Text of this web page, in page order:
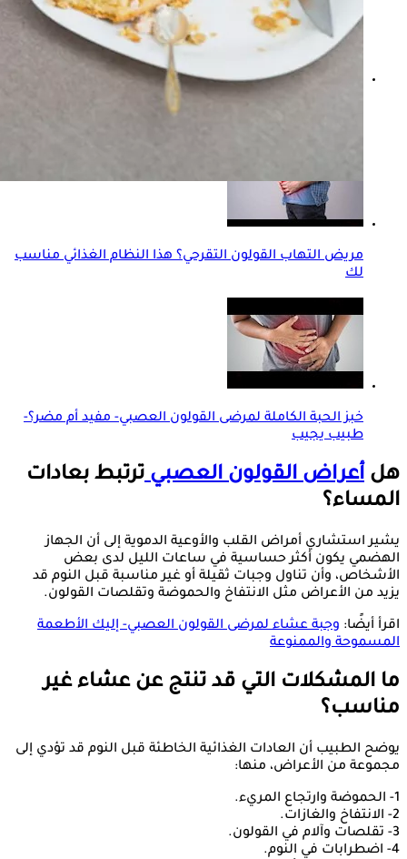
كيف أعرف أن خفقان القلب من القولون؟.. إليك الإجابة
مريض التهاب القولون التقرحي؟ هذا النظام الغذائي مناسب
لك
خبز الحبة الكاملة لمرضى القولون العصبي- مفيد أم مضر؟-
طبيب يجيب
هل أعراض القولون العصبيترتبط بعادات
المساء؟
يشير استشاري أمراض القلب والأوعية الدموية إلى أن الجهاز
الهضمي يكون أكثر حساسية في ساعات الليل لدى بعض
الأشخاص، وأن تناول وجبات ثقيلة أو غير مناسبة قبل النوم قد
يزيد من الأعراض مثل الانتفاخ والحموضة وتقلصات القولون.
اقرأ أيضًا: وجبة عشاء لمرضى القولون العصبي- إليك الأطعمة
المسموحة والممنوعة
ما المشكلات التي قد تنتج عن عشاء غير
مناسب؟
يوضح الطبيب أن العادات الغذائية الخاطئة قبل النوم قد تؤدي إلى
مجموعة من الأعراض، منها:
1- الحموضة وارتجاع المريء.
2- الانتفاخ والغازات.
3- تقلصات وآلام في القولون.
4- اضطرابات في النوم.